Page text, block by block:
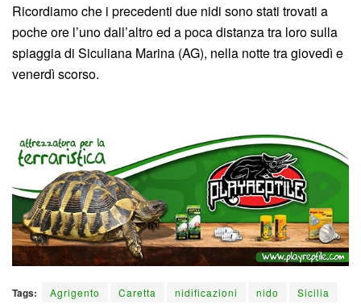
Ricordiamo che i precedenti due nidi sono stati trovati a
poche ore l’uno dall’altro ed a poca distanza tra loro sulla
spiaggia di Siculiana Marina (AG), nella notte tra giovedì e
venerdì scorso.
Tags: Agrigento Caretta nidificazioni nido
Sicilia